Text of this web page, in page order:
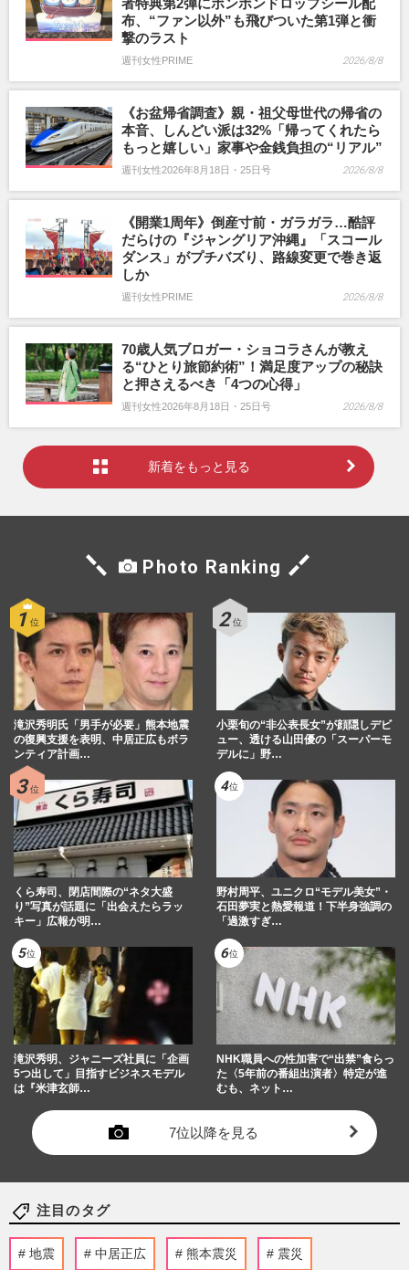
者特典第2弾にボンボンドロップシール配
布、“ファン以外”も飛びついた第1弾と衝
撃のラスト
週刊女性PRIME 2026/8/8
《お盆帰省調査》親・祖父母世代の帰省の
本音、しんどい派は32%「帰ってくれたら
もっと嬉しい」家事や金銭負担の“リアル”
週刊女性2026年8月18日・25日号 2026/8/8
《開業1周年》倒産寸前・ガラガラ…酷評
だらけの『ジャングリア沖縄』「スコール
ダンス」がプチバズり、路線変更で巻き返
しか
週刊女性PRIME 2026/8/8
70歳人気ブロガー・ショコラさんが教え
る“ひとり旅節約術”！満足度アップの秘訣
と押さえるべき「4つの心得」
週刊女性2026年8月18日・25日号 2026/8/8
新着をもっと見る
Photo Ranking
滝沢秀明氏「男手が必要」熊本地震
の復興支援を表明、中居正広もボラ
ンティア計画…
小栗旬の“非公表長女”が顔隠しデビ
ュー、透ける山田優の「スーパーモ
デルに」野…
くら寿司、閉店間際の“ネタ大盛
り”写真が話題に「出会えたらラッ
キー」広報が明…
野村周平、ユニクロ“モデル美女”・
石田夢実と熱愛報道！下半身強調の
「過激すぎ…
滝沢秀明、ジャニーズ社員に「企画
5つ出して」目指すビジネスモデル
は『米津玄師…
NHK職員への性加害で“出禁”食らっ
た〈5年前の番組出演者〉特定が進
むも、ネット…
7位以降を見る
注目のタグ
地震 中居正広 熊本震災 震災